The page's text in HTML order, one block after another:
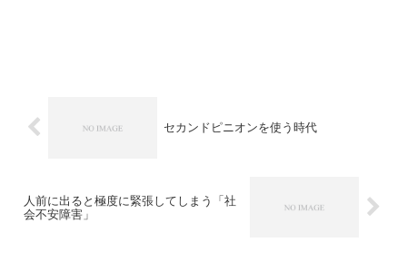
セカンドピニオンを使う時代
人前に出ると極度に緊張してしまう「社
会不安障害」